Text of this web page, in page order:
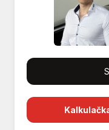
Multifunkční
Nouzové
Parkovací
Parkovací
Parkovací
Posilovač řízení
Přední pohon